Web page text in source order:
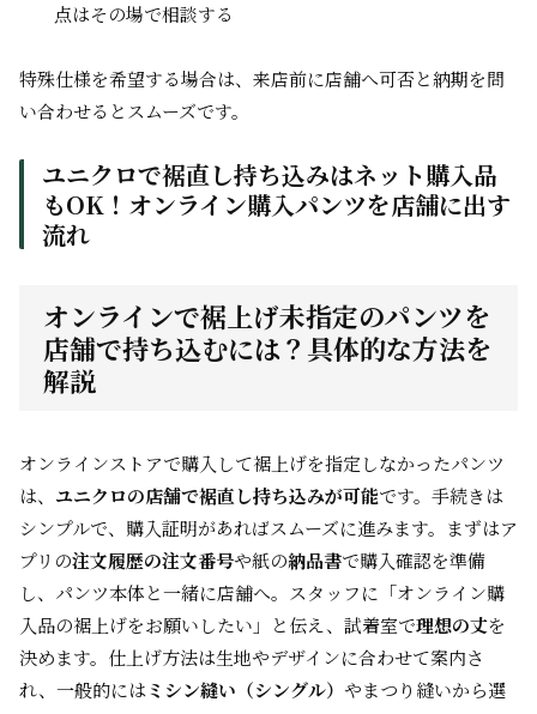
点はその場で相談する
特殊仕様を希望する場合は、来店前に店舗へ可否と納期を問
い合わせるとスムーズです。
ユニクロで裾直し持ち込みはネット購入品
もOK！オンライン購入パンツを店舗に出す
流れ
オンラインで裾上げ未指定のパンツを
店舗で持ち込むには？具体的な方法を
解説
オンラインストアで購入して裾上げを指定しなかったパンツ
は、 ユニクロの店舗で裾直し持ち込みが可能です。手続きは
シンプルで、購入証明があればスムーズに進みます。まずはア
プリの注文履歴の注文番号や紙の納品書で購入確認を準備
し、パンツ本体と一緒に店舗へ。スタッフに「オンライン購
入品の裾上げをお願いしたい」と伝え、試着室で理想の丈を
決めます。仕上げ方法は生地やデザインに合わせて案内さ
れ、一般的にはミシン縫い（シングル） やまつり縫いから選